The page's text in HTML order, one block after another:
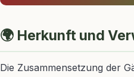
🌍 Herkunft und
Die Zusammensetzung der